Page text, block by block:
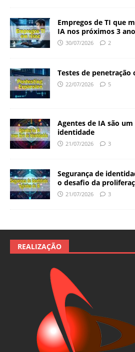
Empregos de TI que
IA nos próximos 3
30/07/2026 2
Testes de penetração
22/07/2026 5
Agentes de IA são
identidade
21/07/2026 3
Segurança de
o desafio da
21/07/2026 3
REALIZAÇÃO